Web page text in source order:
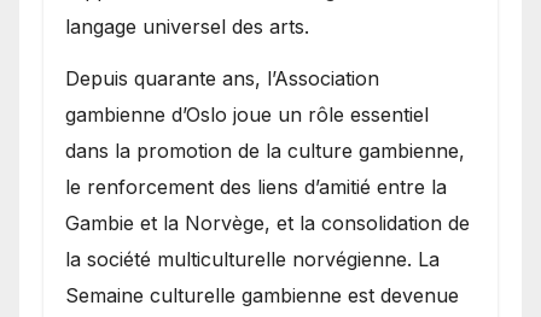
langage universel des arts.
​Depuis quarante ans, l’Association
gambienne d’Oslo joue un rôle essentiel
dans la promotion de la culture gambienne,
le renforcement des liens d’amitié entre la
Gambie et la Norvège, et la consolidation de
la société multiculturelle norvégienne. La
Semaine culturelle gambienne est devenue